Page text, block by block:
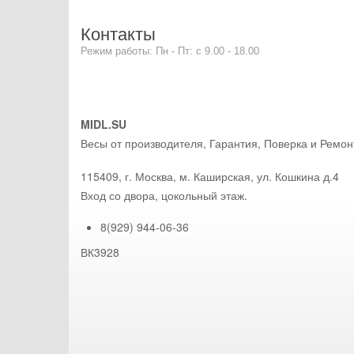
Контакты
Режим работы: Пн - Пт: с 9.00 - 18.00
MIDL.SU
Весы от производителя, Гарантия, Поверка и
115409, г. Москва, м. Каширская, ул. Кошкина д.4
Вход со двора, цокольный этаж.
8(929) 944-06-36
ВК3928